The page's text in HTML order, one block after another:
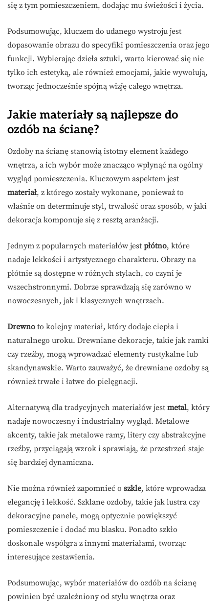
się z tym pomieszczeniem, dodając mu świeżości i życia.
Podsumowując, kluczem do udanego wystroju jest
dopasowanie obrazu do specyfiki pomieszczenia oraz jego
funkcji. Wybierając dzieła sztuki, warto kierować się nie
tylko ich estetyką, ale również emocjami, jakie wywołują,
tworząc jednocześnie spójną wizję całego wnętrza.
Jakie materiały są najlepsze do
ozdób na ścianę?
Ozdoby na ścianę stanowią istotny element każdego
wnętrza, a ich wybór może znacząco wpłynąć na ogólny
wygląd pomieszczenia. Kluczowym aspektem jest
materiał, z którego zostały wykonane, ponieważ to
właśnie on determinuje styl, trwałość oraz sposób, w jaki
dekoracja komponuje się z resztą aranżacji.
Jednym z popularnych materiałów jest płótno, które
nadaje lekkości i artystycznego charakteru. Obrazy na
płótnie są dostępne w różnych stylach, co czyni je
wszechstronnymi. Dobrze sprawdzają się zarówno w
nowoczesnych, jak i klasycznych wnętrzach.
Drewno to kolejny materiał, który dodaje ciepła i
naturalnego uroku. Drewniane dekoracje, takie jak ramki
czy rzeźby, mogą wprowadzać elementy rustykalne lub
skandynawskie. Warto zauważyć, że drewniane ozdoby są
również trwałe i łatwe do pielęgnacji.
Alternatywą dla tradycyjnych materiałów jest metal, który
nadaje nowoczesny i industrialny wygląd. Metalowe
akcenty, takie jak metalowe ramy, litery czy abstrakcyjne
rzeźby, przyciągają wzrok i sprawiają, że przestrzeń staje
się bardziej dynamiczna.
Nie można również zapomnieć o szkle, które wprowadza
elegancję i lekkość. Szklane ozdoby, takie jak lustra czy
dekoracyjne panele, mogą optycznie powiększyć
pomieszczenie i dodać mu blasku. Ponadto szkło
doskonale współgra z innymi materiałami, tworząc
interesujące zestawienia.
Podsumowując, wybór materiałów do ozdób na ścianę
powinien być uzależniony od stylu wnętrza oraz